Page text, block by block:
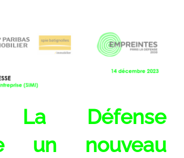
La Défense
un nouveau